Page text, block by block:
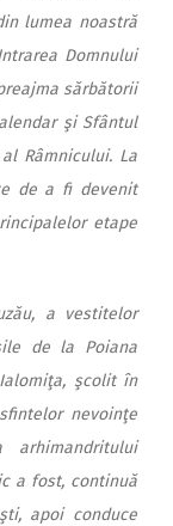
lumea noastră
Domnului
sărbătorii
şi Sfântul
Râmnicului. La
de a fi devenit
etape
a vestitelor
de la Poiana
şcolit în
nevoinţe
arhimandritului
a fost, continuă
apoi conduce